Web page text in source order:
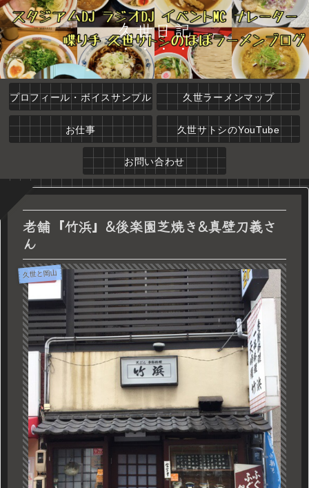
久世日記
プロフィール・ボイスサンプル 久世ラーメンマップ
お仕事 久世サトシのYouTube
お問い合わせ
老舗『竹浜』&後楽園芝焼き&真壁刀義さ
ん
久世と岡山